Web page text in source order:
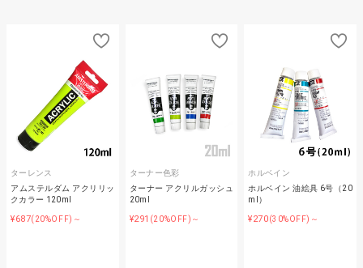
ターレンス
アムステルダム アクリリッ
クカラー 120ml
¥687(20%OFF)～
ターナー色彩
ターナー アクリルガッシュ
20ml
¥291 (20%OFF)～
ホルベイン
ホルベイン 油絵具 6号（20
ml）
¥270(30%OFF)～